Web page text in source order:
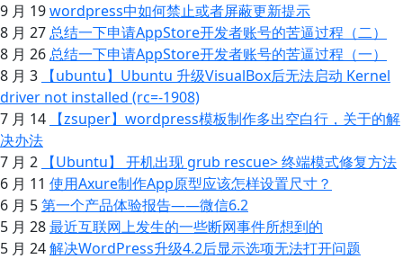
9 月 19wordpress中如何禁止或者屏蔽更新提示
8 月 27总结一下申请AppStore开发者账号的苦逼过程（二）
8 月 26总结一下申请AppStore开发者账号的苦逼过程（一）
8 月 3
【ubuntu】Ubuntu 升级VisualBox后无法启动 Kernel
driver not installed (rc=-1908)
7 月 14
【zsuper】wordpress模板制作多出空白行，关于 的解
决办法
7 月 2
【Ubuntu】 开机出现 grub rescue> 终端模式修复方法
6 月 11 使用Axure制作App原型应该怎样设置尺寸？
6 月 5第一个产品体验报告——微信6.2
5 月 28最近互联网上发生的一些断网事件所想到的
5 月 24解决WordPress升级4.2后显示选项无法打开问题